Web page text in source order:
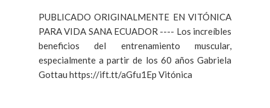
PUBLICADO ORIGINALMENTE EN VITÓNICA
PARA VIDA SANA ECUADOR ---- Los increíbles
beneficios del entrenamiento muscular,
especialmente a partir de los 60 años Gabriela
Gottau https://ift.tt/aGfu1Ep Vitónica